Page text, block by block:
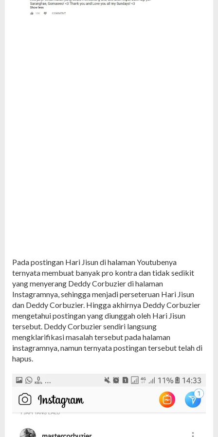
Pada postingan Hari Jisun di halaman Youtubenya
ternyata membuat banyak pro kontra dan tidak sedikit
yang menyerang Deddy Corbuzier di halaman
Instagramnya, sehingga menjadi perseteruan Hari Jisun
dan Deddy Corbuzier. Hingga akhirnya Deddy Corbuzier
mengetahui postingan yang diunggah oleh Hari Jisun
tersebut. Deddy Corbuzier sendiri langsung
mengklarifikasi masalah tersebut pada halaman
instagramnya, namun ternyata postingan tersebut telah di
hapus.